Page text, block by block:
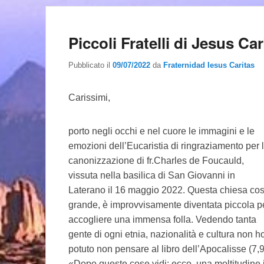
Piccoli Fratelli di Jesus
Pubblicato il 09/07/2022 da Fraternidad Iesus Caritas
Carissimi,
porto negli occhi e nel cuore le immagini e le
emozioni dell’Eucaristia di ringraziamento per
canonizzazione di fr.Charles de Foucauld,
vissuta nella basilica di San Giovanni in
Laterano il 16 maggio 2022. Questa chiesa
grande, è improvvisamente diventata piccola
accogliere una immensa folla. Vedendo tanta
gente di ogni etnia, nazionalità e cultura non
potuto non pensare al libro dell’Apocalisse